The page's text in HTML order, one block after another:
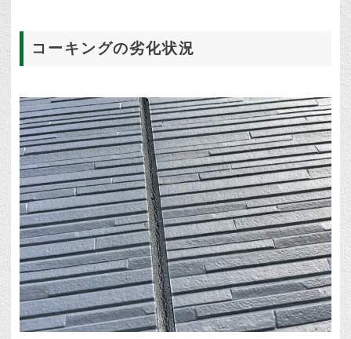
コーキングの劣化状況